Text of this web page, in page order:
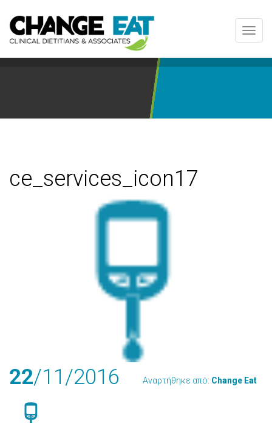
ce_services_icon17
22/11/2016 Αναρτήθηκε από: Change Eat